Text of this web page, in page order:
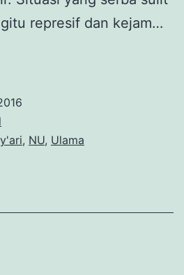
represif dan kejam…
, NU, Ulama